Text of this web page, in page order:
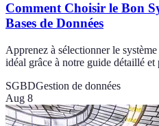
Comment Choisir le Bon
Bases de Données
Apprenez à sélectionner le
idéal grâce à notre guide détaillé et
SGBDGestion de données
Aug 8